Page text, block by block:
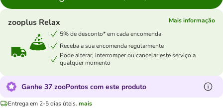
zooplus Relax
Mais informação
5% de desconto* em cada encomenda
Receba a sua encomenda regularmente
Pode alterar, interromper ou cancelar este serviço a
qualquer momento
Ganhe 37 zooPontos com este produto
Entrega em 2-5 dias úteis. mais